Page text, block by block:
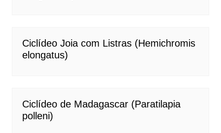
Ciclídeo Joia com Listras (Hemichromis
elongatus)
Ciclídeo de Madagascar (Paratilapia
polleni)